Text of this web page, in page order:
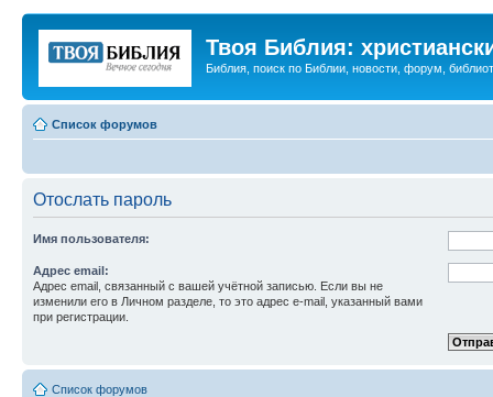
Твоя Библия:
Библия, поиск по Библии, новости, форум,
Список форумов
Отослать пароль
Имя пользователя:
Адрес email:
Адрес email, связанный с вашей учётной записью. Если вы не
изменили его в Личном разделе, то это адрес e-mail, указанный вами
при регистрации.
Список форумов